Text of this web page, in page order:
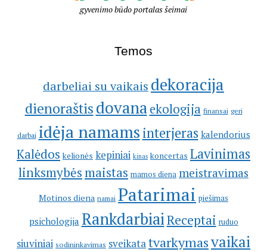
gyvenimo būdo portalas šeimai
Temos
darbeliai su vaikais dekoracija
dienoraštisdovana ekologija finansai geri
darbai idėja namams interjeras kalendorius
Kalėdos kelionės kepiniai kinas koncertas Lavinimas
linksmybėsmaistas mamos diena meistravimas
Motinos diena namai Patarimai piešimas
psichologija RankdarbiaiReceptai ruduo
siuviniai sodininkavimas sveikatatvarkymasvaikai